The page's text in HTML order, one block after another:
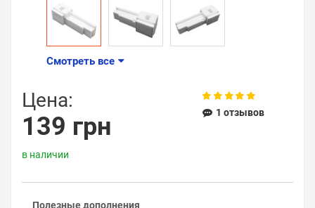
Смотреть все
Цена:
139 грн
в наличии
1 отзывов
Полезные дополнения